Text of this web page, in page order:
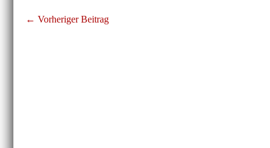
Beitragsnavigation
← Vorheriger Beitrag